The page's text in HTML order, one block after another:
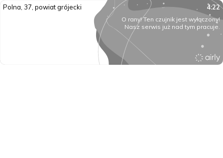
Polna, 37, powiat grójecki 4:22
O rany! Ten czujnik jest wyłączony!
Nasz serwis już nad tym pracuje.